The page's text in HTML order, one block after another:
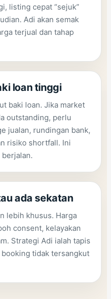
listing cepat “sejuk”
Adi akan semak
terjual dan tahap
loan tinggi
baki loan. Jika market
outstanding, perlu
jualan, rundingan bank,
risiko shortfall. Ini
ada sekatan
lebih khusus. Harga
consent, kelayakan
Strategi Adi ialah tapis
tidak tersangkut